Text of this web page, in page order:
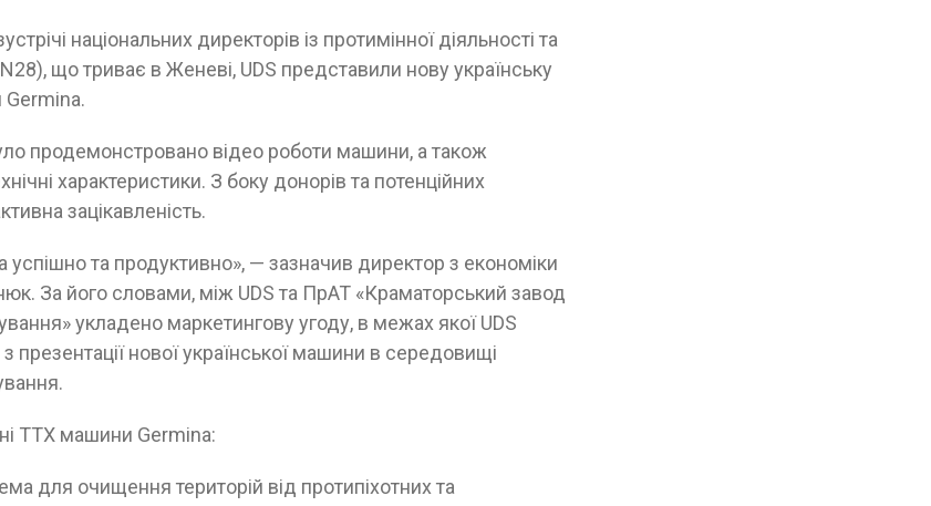
національних директорів із протимінної діяльності та
що триває в Женеві, UDS представили нову українську
продемонстровано відео роботи машини, а також
характеристики. З боку донорів та потенційних
зацікавленість.
успішно та продуктивно», — зазначив директор з економіки
За його словами, між UDS та ПрАТ «Краматорський завод
укладено маркетингову угоду, в межах якої UDS
презентації нової української машини в середовищі
ТТХ машини Germina:
для очищення територій від протипіхотних та